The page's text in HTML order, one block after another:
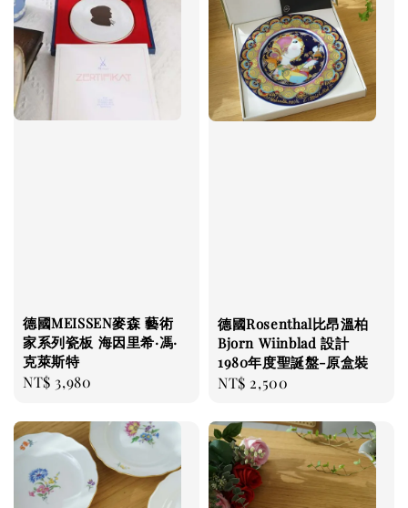
德國MEISSEN麥森 藝術
家系列瓷板 海因里希·馮·
克萊斯特
Regular
NT$ 3,980
德國Rosenthal比昂溫柏
Bjorn Wiinblad 設計
1980年度聖誕盤-原盒裝
Regular
NT$ 2,500